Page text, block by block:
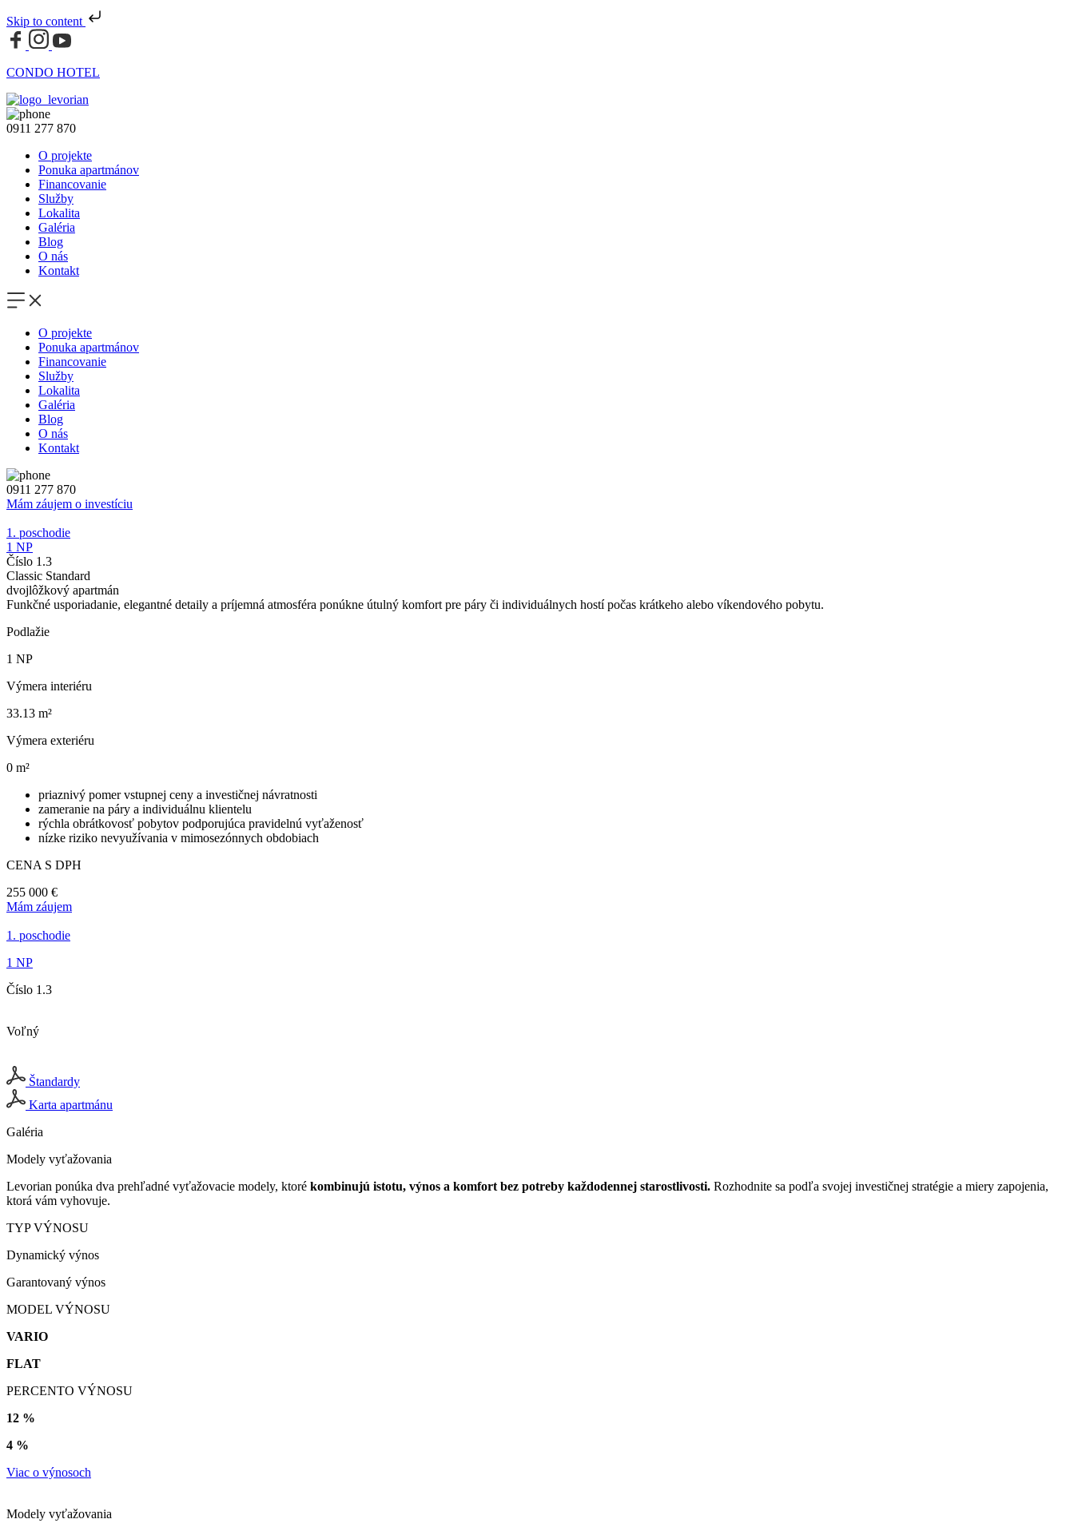
Skip to content
CONDO HOTEL
0911 277 870
O projekte
Ponuka apartmánov
Financovanie
Služby
Lokalita
Galéria
Blog
O nás
Kontakt
O projekte
Ponuka apartmánov
Financovanie
Služby
Lokalita
Galéria
Blog
O nás
Kontakt
0911 277 870
Mám záujem o investíciu
1. poschodie
1 NP
Číslo 1.3
Classic Standard
dvojlôžkový apartmán
Funkčné usporiadanie, elegantné detaily a príjemná atmosféra ponúkne útulný komfort pre páry či individuálnych hostí počas krátkeho alebo víkendového pobytu.
Podlažie
1 NP
Výmera interiéru
33.13 m²
Výmera exteriéru
0 m²
priaznivý pomer vstupnej ceny a investičnej návratnosti
zameranie na páry a individuálnu klientelu
rýchla obrátkovosť pobytov podporujúca pravidelnú vyťaženosť
nízke riziko nevyužívania v mimosezónnych obdobiach
CENA S DPH
255 000 €
Mám záujem
1. poschodie
1 NP
Číslo 1.3
Voľný
Štandardy
Karta apartmánu
Galéria
Modely vyťažovania
Levorian ponúka dva prehľadné vyťažovacie modely, ktoré kombinujú istotu, výnos a komfort bez potreby každodennej starostlivosti. Rozhodnite sa podľa svojej investičnej stratégie a miery zapojenia,
ktorá vám vyhovuje.
TYP VÝNOSU
Dynamický výnos
Garantovaný výnos
MODEL VÝNOSU
VARIO
FLAT
PERCENTO VÝNOSU
12 %
4 %
Viac o výnosoch
Modely vyťažovania